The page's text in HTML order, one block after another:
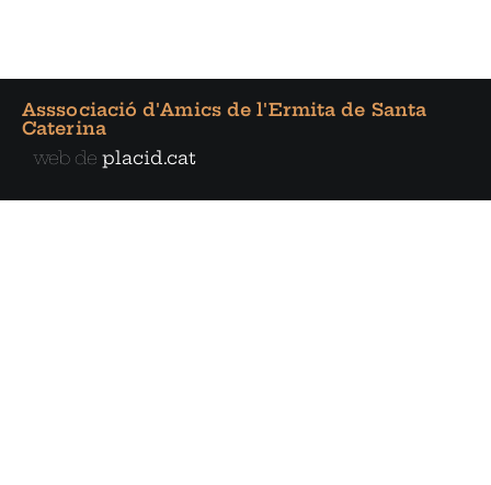
Asssociació d'Amics de l'Ermita de Santa
Caterina
web deplacid.cat